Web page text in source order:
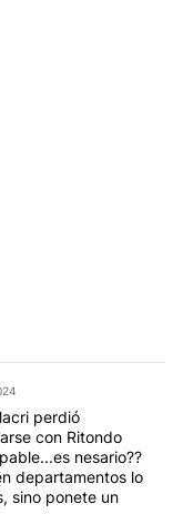
perdió
con Ritondo
nesario??
departamentos lo
sino ponete un